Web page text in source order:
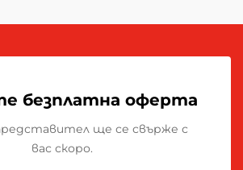
безплатна оферта
ще се свърже с
вас скоро.